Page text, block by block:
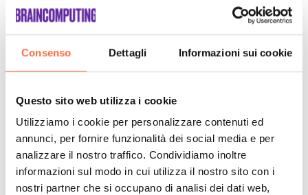
Consenso Dettagli Informazioni sui cookie
Questo sito web utilizza i cookie
Utilizziamo i cookie per personalizzare contenuti ed
annunci, per fornire funzionalità dei social media e per
analizzare il nostro traffico. Condividiamo inoltre
informazioni sul modo in cui utilizza il nostro sito con i
nostri partner che si occupano di analisi dei dati web,